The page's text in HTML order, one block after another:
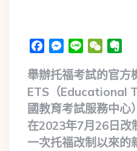
FacebookMessenger
Line WeChat
舉辦托福考試的官方
ETS（Educational
國教育考試服務中心
在2023年7月26日改
一次托福改制以來的